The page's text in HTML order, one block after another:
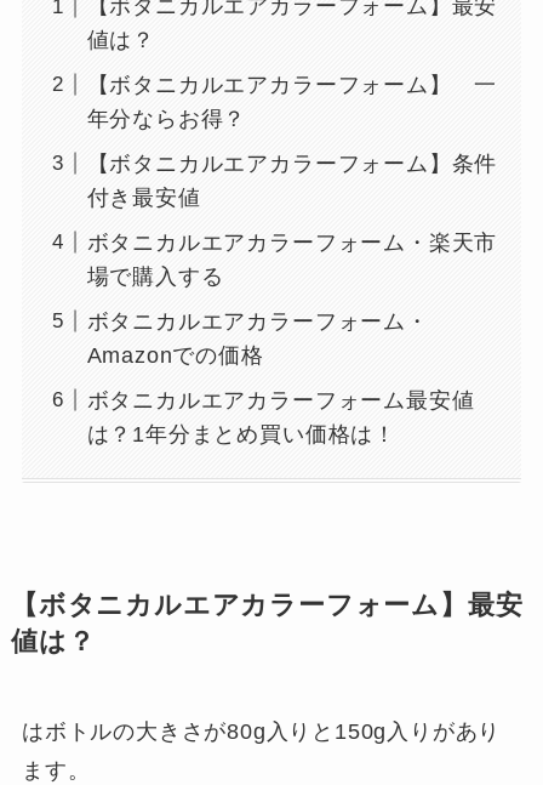
【ボタニカルエアカラーフォーム】最安
値は？
【ボタニカルエアカラーフォーム】 一
年分ならお得？
【ボタニカルエアカラーフォーム】条件
付き最安値
ボタニカルエアカラーフォーム・楽天市
場で購入する
ボタニカルエアカラーフォーム・
Amazonでの価格
ボタニカルエアカラーフォーム最安値
は？1年分まとめ買い価格は！
【ボタニカルエアカラーフォーム】最安
値は？
はボトルの大きさが80g入りと150g入りがあり
ます。